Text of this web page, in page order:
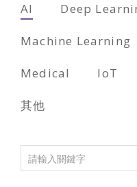
AI Deep
Machine Learning
Medical IoT
其他